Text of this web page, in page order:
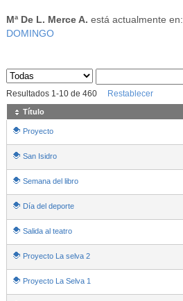
Mª De L. Merce A. está actualmente en:
DOMINGO
Sus archivos
Resultados 1-10de 460 Restablecer
Título
Proyecto
San Isidro
Semana del libro
Día del deporte
Salida al teatro
Proyecto La selva 2
Proyecto La Selva 1